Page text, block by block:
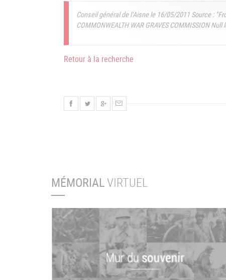
Conseil général de l'Aisne le 16/05/2011 Source :
COMMONWEALTH WAR GRAVES COMMISSION
Retour à la recherche
MÉMORIALVIRTUEL